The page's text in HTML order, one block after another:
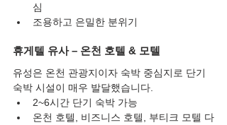
심
조용하고 은밀한 분위기
휴게텔 유사 – 온천 호텔 & 모텔
유성은 온천 관광지이자 숙박 중심지로 단기
숙박 시설이 매우 발달했습니다.
2~6시간 단기 숙박 가능
온천 호텔, 비즈니스 호텔, 부티크 모텔 다